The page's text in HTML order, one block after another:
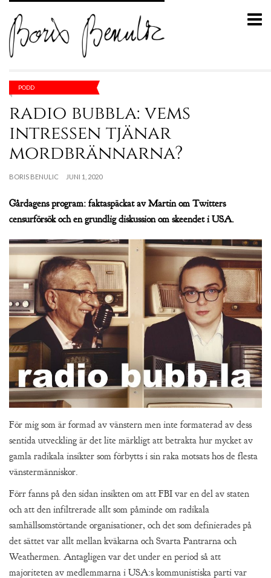
PODD
radio bubbla: vems
intressen tjänar
mordbrännarna?
BORIS BENULIC JUNI 1, 2020
Gårdagens program: faktaspäckat av Martin om Twitters
censurförsök och en grundlig diskussion om skeendet i USA.
För mig som är formad av vänstern men inte formaterad av dess
sentida utveckling är det lite märkligt att betrakta hur mycket av
gamla radikala insikter som förbytts i sin raka motsats hos de flesta
vänstermänniskor.
Förr fanns på den sidan insikten om att FBI var en del av staten
och att den infiltrerade allt som påminde om radikala
samhällsomstörtande organisationer, och det som definierades på
det sättet var allt mellan kväkarna och Svarta Pantrarna och
Weathermen. Antagligen var det under en period så att
majoriteten av medlemmarna i USA:s kommunistiska parti var